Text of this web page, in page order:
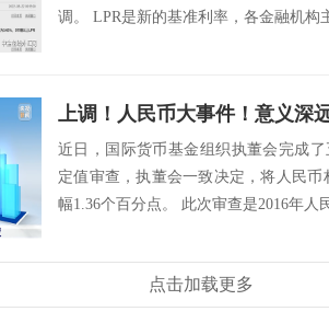
调。 LPR是新的基准利率，各金融机构
上调！人民币大事件！意义深
近日，国际货币基金组织执董会完成
定值审查，执董会一致决定，将人民币
幅1.36个百分点。 此次审查是2016年人
点击加载更多